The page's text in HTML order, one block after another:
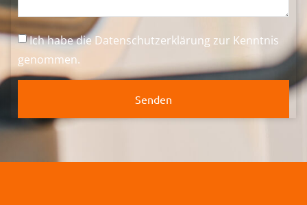
Ich habe dieDatenschutzerklärung zur Kenntnis
genommen.
Senden